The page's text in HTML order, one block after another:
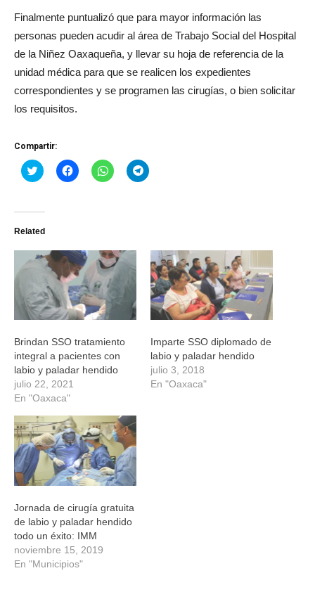
Finalmente puntualizó que para mayor información las
personas pueden acudir al área de Trabajo Social del Hospital
de la Niñez Oaxaqueña, y llevar su hoja de referencia de la
unidad médica para que se realicen los expedientes
correspondientes y se programen las cirugías, o bien solicitar
los requisitos.
Compartir:
Haz
clic
Twitter
abre
una
ventana
nueva)
Haz
clic
una
ventana
nueva)
Haz
clic
una
ventana
nueva)
Haz
clic
una
ventana
nueva)
Related
Brindan SSO tratamiento
integral a pacientes con
labio y paladar hendido
julio 22, 2021
En "Oaxaca"
Imparte SSO diplomado de
labio y paladar hendido
julio 3, 2018
En "Oaxaca"
Jornada de cirugía gratuita
de labio y paladar hendido
todo un éxito: IMM
noviembre 15, 2019
En "Municipios"